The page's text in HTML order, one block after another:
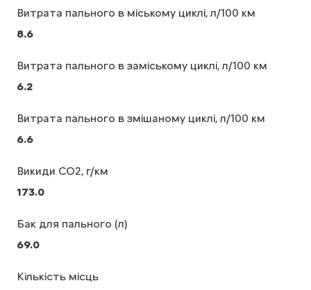
Витрата пального в міському циклі, л/100 км
8.6
Витрата пального в заміському циклі, л/100 км
6.2
Витрата пального в змішаному циклі, л/100 км
6.6
Викиди CO2, г/км
173.0
Бак для пального (л)
69.0
Кількість місць